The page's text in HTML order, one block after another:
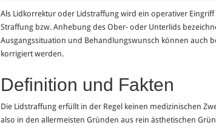
Als Lidkorrektur oder Lidstraffung wird ein operativer Eingriff
Straffung bzw. Anhebung des Ober- oder Unterlids
Ausgangssituation und Behandlungswunsch können auch
korrigiert werden.
Definition und Fakten
Die Lidstraffung erfüllt in der Regel keinen medizinischen
also in den allermeisten Gründen aus rein ästhetischen